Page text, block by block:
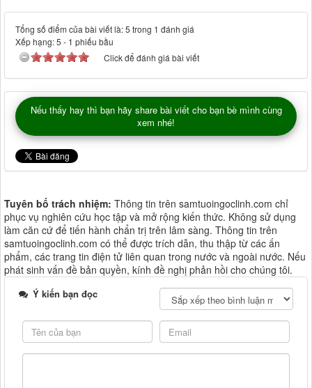
Tổng số điểm của bài viết là: 5 trong 1 đánh giá
Xếp hạng:5 - 1 phiếu bầu
Click để đánh giá bài viết
Nếu thấy hay thì bạn hãy share bài viết cho bạn bè mình cùng
xem nhé!
Tuyên bố trách nhiệm: Thông tin trên samtuoingoclinh.com chỉ
phục vụ nghiên cứu học tập và mở rộng kiến thức. Không sử dụng
làm căn cứ để tiến hành chẩn trị trên lâm sàng. Thông tin trên
samtuoingoclinh.com có thể được trích dẫn, thu thập từ các ấn
phẩm, các trang tin điện tử liên quan trong nước và ngoài nước. Nếu
phát sinh vấn đề bản quyền, kính đề nghị phản hồi cho chúng tôi.
Ý kiến bạn đọc